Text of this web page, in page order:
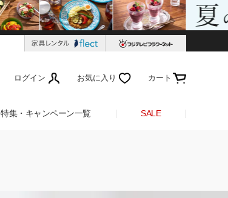
ログイン お気に入り カート
特集・キャンペーン一覧 SALE